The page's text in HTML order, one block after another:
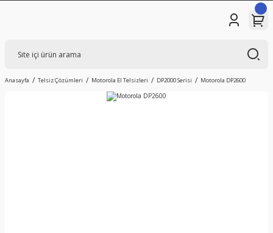
Anasayfa Telsiz Çözümleri Motorola El Telsizleri DP2000 Serisi Motorola DP2600